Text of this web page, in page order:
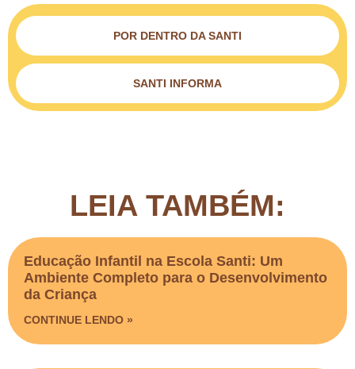
POR DENTRO DA SANTI
SANTI INFORMA
LEIA TAMBÉM:
Educação Infantil na Escola Santi: Um
Ambiente Completo para o Desenvolvimento
da Criança
CONTINUE LENDO »